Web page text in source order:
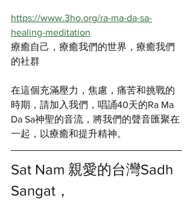
https://www.3ho.org/ra-ma-da-sa-
healing-meditation
療癒自己，療癒我們的世界，療癒我們
的社群
在這個充滿壓力，焦慮，痛苦和挑戰的
時期，請加入我們，唱誦40天的Ra Ma
Da Sa神聖的音流，將我們的聲音匯聚在
一起，以療癒和提升精神。
Sat Nam 親愛的台灣Sadh
Sangat，